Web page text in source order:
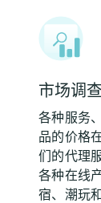
市场调查
各种服务
品的价格
们的代理
各种在线
宿、潮玩